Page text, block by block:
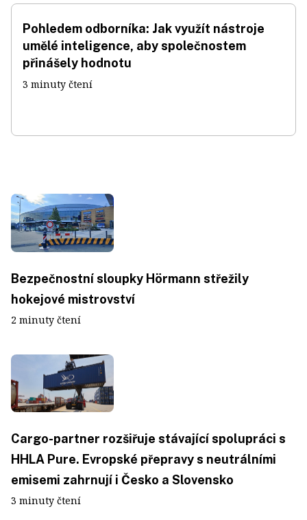
Pohledem odborníka: Jak využít nástroje
umělé inteligence, aby společnostem
přinášely hodnotu
3 minuty čtení
Bezpečnostní sloupky Hörmann střežily
hokejové mistrovství
2 minuty čtení
Cargo-partner rozšiřuje stávající spolupráci s
HHLA Pure. Evropské přepravy s neutrálními
emisemi zahrnují i Česko a Slovensko
3 minuty čtení